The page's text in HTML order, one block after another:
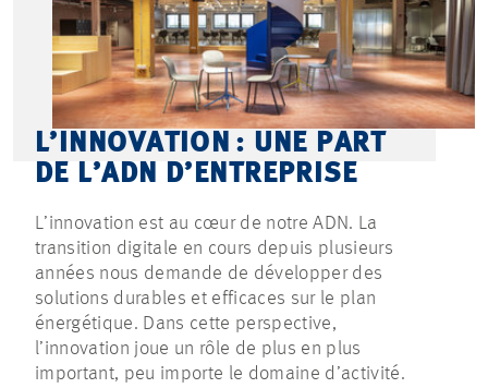
L’INNOVATION : UNE PART
DE L’ADN D’ENTREPRISE
L’innovation est au cœur de notre ADN. La
transition digitale en cours depuis plusieurs
années nous demande de développer des
solutions durables et efficaces sur le plan
énergétique. Dans cette perspective,
l’innovation joue un rôle de plus en plus
important, peu importe le domaine d’activité.